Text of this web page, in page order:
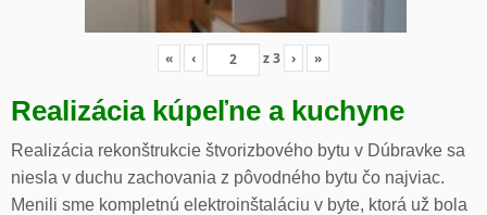
« ‹ z3 › »
Realizácia kúpeľne a kuchyne
Realizácia rekonštrukcie štvorizbového bytu v Dúbravke sa
niesla v duchu zachovania z pôvodného bytu čo najviac.
Menili sme kompletnú elektroinštaláciu v byte, ktorá už bola